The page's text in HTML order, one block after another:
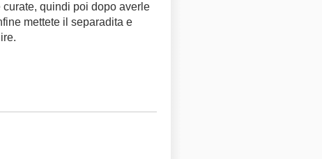
quindi poi dopo averle
mettete il separadita e